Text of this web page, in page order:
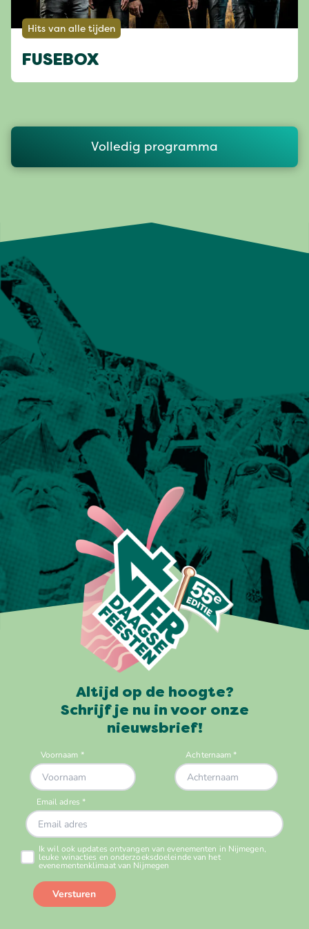
Hits van alle tijden
FUSEBOX
Volledig programma
Altijd op de hoogte?
Schrijf je nu in voor onze
nieuwsbrief!